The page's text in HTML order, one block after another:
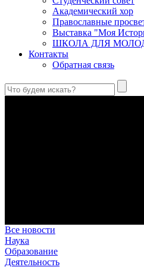
Академический хор
Православные
Выставка "Моя
ШКОЛА ДЛЯ
Контакты
Обратная связь
Все новости
Наука
Образование
Деятельность